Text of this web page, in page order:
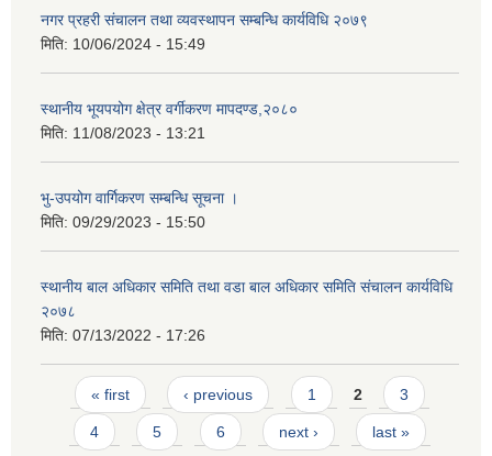
नगर प्रहरी संचालन तथा व्यवस्थापन सम्बन्धि कार्यविधि २०७९
मिति: 10/06/2024 - 15:49
स्थानीय भूयपयोग क्षेत्र वर्गीकरण मापदण्ड,२०८०
मिति: 11/08/2023 - 13:21
भु-उपयोग वार्गिकरण सम्बन्धि सूचना ।
मिति: 09/29/2023 - 15:50
स्थानीय बाल अधिकार समिति तथा वडा बाल अधिकार समिति संचालन कार्यविधि
२०७८
मिति: 07/13/2022 - 17:26
Pages
« first ‹ previous 1 2 3
4 5 6 next › last »